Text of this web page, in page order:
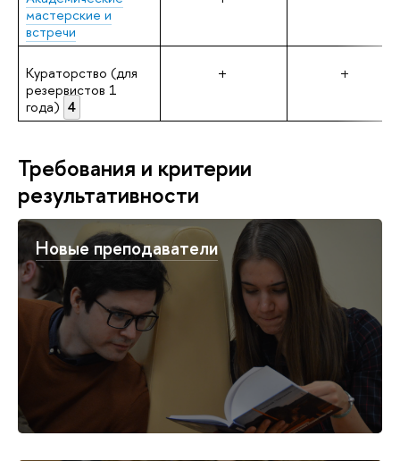
мастерские и
встречи
Кураторство (для
резервистов 1
года) 4
+ +
Требования и критерии
результативности
Новые преподаватели